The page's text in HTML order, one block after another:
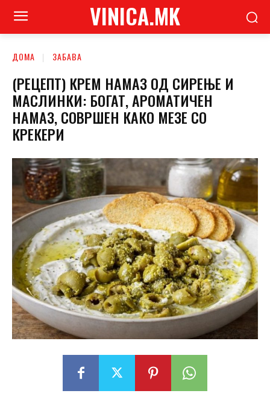
VINICA.MK
ДОМА ЗАБАВА
(РЕЦЕПТ) КРЕМ НАМАЗ ОД СИРЕЊЕ И
МАСЛИНКИ: БОГАТ, АРОМАТИЧЕН
НАМАЗ, СОВРШЕН КАКО МЕЗЕ СО
КРЕКЕРИ